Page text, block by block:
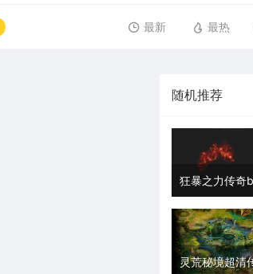
最新 最热
随机推荐